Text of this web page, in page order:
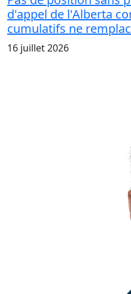
d'appel de l'Alberta
cumulatifs ne
16 juillet 2026